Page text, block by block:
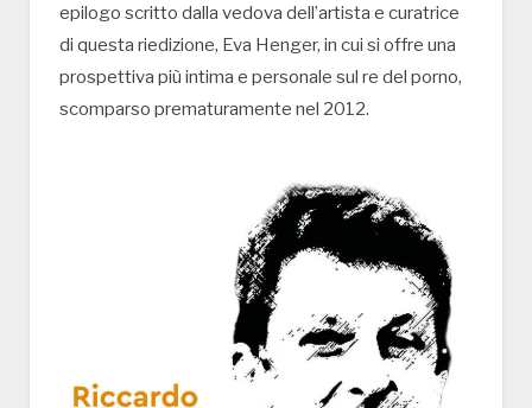
epilogo scritto dalla vedova dell’artista e curatrice
di questa riedizione, Eva Henger, in cui si offre una
prospettiva più intima e personale sul re del porno,
scomparso prematuramente nel 2012.